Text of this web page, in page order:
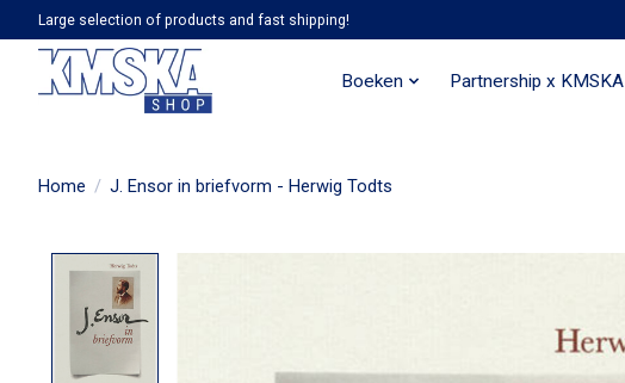
Large selection of products and fast shipping!
Boeken Partnership x KMSKA
Home / J. Ensor in briefvorm - Herwig Todts